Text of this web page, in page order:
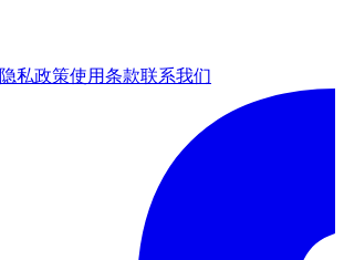
隐私政策使用条款联系我们